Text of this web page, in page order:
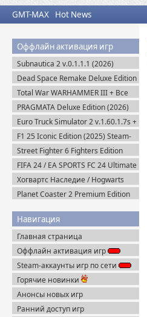
GMT-MAX Hot News
Оффлайн активация игр
Subnautica 2 v.0.1.1.1 (2026)
Пиратка
Dead Space Remake Deluxe Edition
(2023) Пиратка
Total War WARHAMMER III + Все
DLC (2022-2025) Steam-Rip
PRAGMATA Deluxe Edition (2026)
Пиратка
Euro Truck Simulator 2 v.1.60.1.7s +
Все DLC (2012) Пиратка
F1 25 Iconic Edition (2025) Steam-
Rip
Street Fighter 6 Fighters Edition
(2023) Steam-Rip
FIFA 24 / EA SPORTS FC 24 Ultimate
Edition (2023) EA-Rip
Хогвартс Наследие / Hogwarts
Legacy Deluxe Edition (2023)
RePack
Planet Coaster 2 Premium Edition
Навигация
Главная страница
Оффлайн активация игр
Steam-аккаунты игр по сети
Горячие новинки
Анонсы новых игр
Ранний доступ игр